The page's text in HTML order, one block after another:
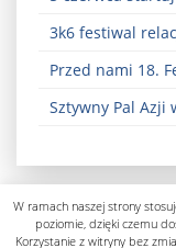
3k6 festiwal
Przed nami 18.
Sztywny Pal Azji
W ramach naszej strony
poziomie, dzięki czemu
Korzystanie z witryny bez